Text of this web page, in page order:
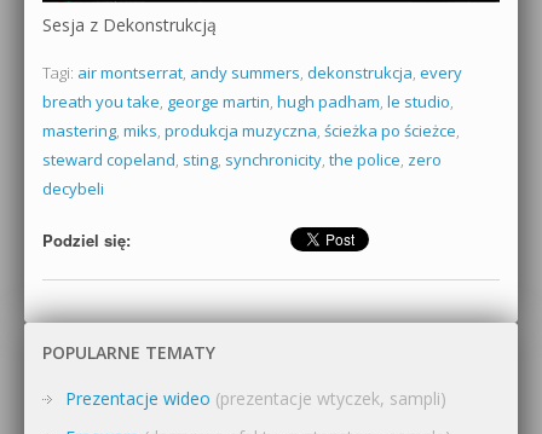
Sesja z Dekonstrukcją
Tagi: air montserrat, andy summers, dekonstrukcja, every
breath you take, george martin, hugh padham, le studio,
mastering, miks, produkcja muzyczna, ścieżka po ścieżce,
steward copeland, sting, synchronicity, the police, zero
decybeli
Podziel się:
POPULARNE TEMATY
Prezentacje wideo (prezentacje wtyczek, sampli)